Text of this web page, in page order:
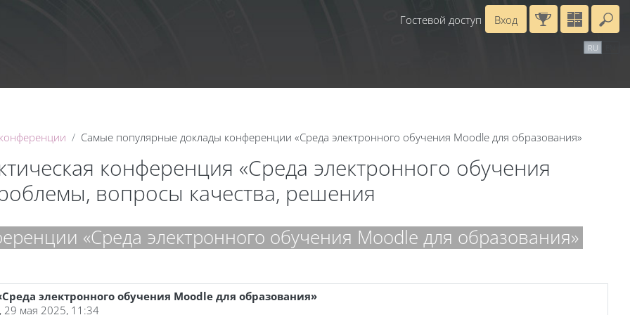
Гостевой доступ
Вход
RU
Самые популярные доклады конференции «Среда электронного обучения Moodle для образования»
конференция «Среда электронного обучения
вопросы качества, решения
«Среда электронного обучения Moodle для образования»
электронного обучения Moodle для образования»
29 мая 2025, 11:34